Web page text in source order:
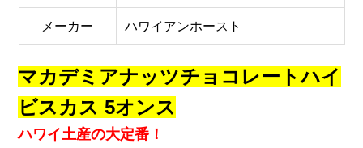
メーカー ハワイアンホースト
マカデミアナッツチョコレートハイ
ビスカス 5オンス
ハワイ土産の大定番！